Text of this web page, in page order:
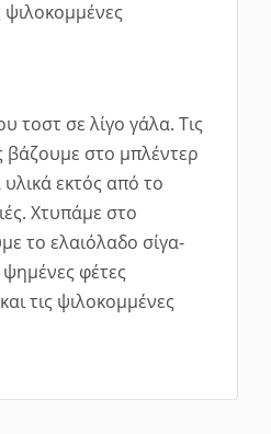
ψιλοκομμένες
τοστ σε λίγο γάλα. Τις
βάζουμε στο μπλέντερ
εκτός από το
Χτυπάμε στο
το ελαιόλαδο σίγα-
φέτες
τις ψιλοκομμένες